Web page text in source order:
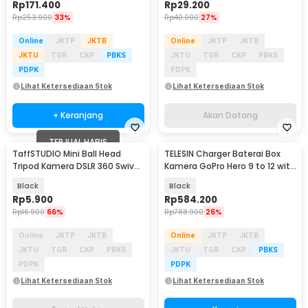
Rp171.400
Rp253.900 33%
Online JKTP
JKTB
JKTU
TGR CKP
PBKS
PDPK
Lihat Ketersediaan Stok
+ Keranjang
Rp29.200
Rp40.000 27%
Online JKTP
JKTB
JKTU
TGR CKP
PBKS
PDPK
Lihat Ketersediaan Stok
Akan Datang
TERJUAL HABIS
TaffSTUDIO Mini Ball Head
Tripod Kamera DSLR 360 Swivel
Black
Rp5.900
Rp16.900 66%
Online JKTP
JKTB
JKTU
TGR CKP
PBKS
PDPK
Lihat Ketersediaan Stok
TELESIN Charger Baterai Box
Kamera GoPro Hero 9 to 12 with
Black
Rp584.200
Rp788.900 26%
Online JKTP
JKTB
JKTU
TGR CKP
PBKS
PDPK
Lihat Ketersediaan Stok